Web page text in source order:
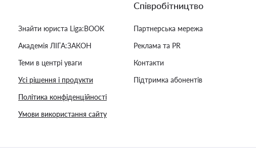
Знайти юриста Liga:BOOK
Академія ЛІГА:ЗАКОН
Теми в центрі уваги
Усі рішення і продукти
Політика конфіденційності
Умови використання сайту
Співробітництво
Партнерська мережа
Реклама та PR
Контакти
Підтримка абонентів